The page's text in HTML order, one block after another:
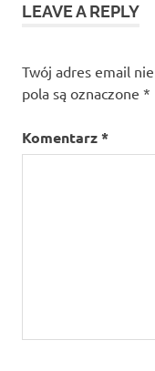
LEAVE A REPLY
Twój adres email
pola są oznaczone *
Komentarz*